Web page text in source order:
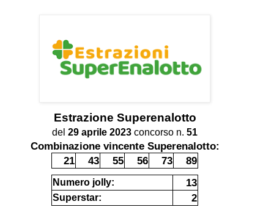
Estrazione Superenalotto
del 29 aprile 2023 concorso n. 51
Combinazione vincente Superenalotto:
21
43 55 56 73 89
Numero jolly: 13
Superstar: 2